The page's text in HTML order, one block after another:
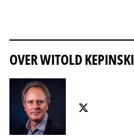
OVER WITOLD KEPINSKI